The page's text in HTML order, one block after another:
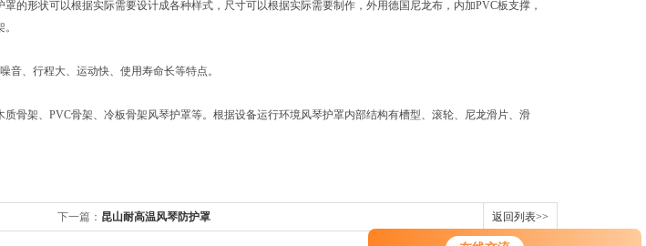
的形状可以根据实际需要设计成各种样式，尺寸可以根据实际需要制作，外用德国尼龙布，内加PVC板支撑，
音、行程大、运动快、使用寿命长等特点。
骨架、PVC骨架、冷板骨架风琴护罩等。根据设备运行环境风琴护罩内部结构有槽型、滚轮、尼龙滑片、滑
下一篇： 昆山耐高温风琴防护罩 返回列表>>